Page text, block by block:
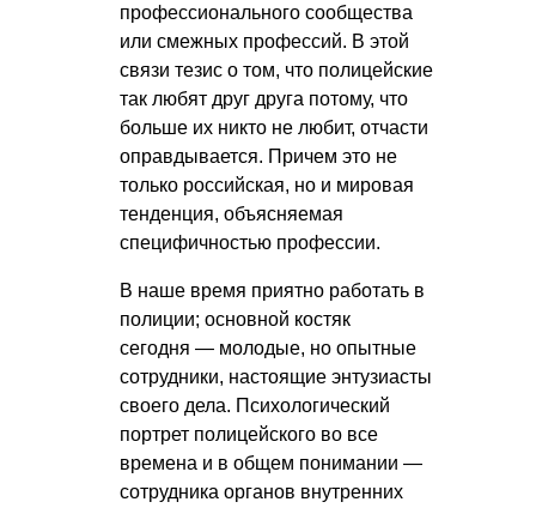
профессионального сообщества
или смежных профессий. В этой
связи тезис о том, что полицейские
так любят друг друга потому, что
больше их никто не любит, отчасти
оправдывается. Причем это не
только российская, но и мировая
тенденция, объясняемая
специфичностью профессии.
В наше время приятно работать в
полиции; основной костяк
сегодня — молодые, но опытные
сотрудники, настоящие энтузиасты
своего дела. Психологический
портрет полицейского во все
времена и в общем понимании —
сотрудника органов внутренних